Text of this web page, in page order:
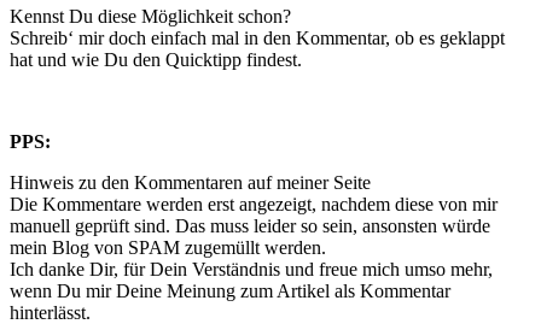
Kennst Du diese Möglichkeit schon?
Schreib‘ mir doch einfach mal in den Kommentar, ob es geklappt
hat und wie Du den Quicktipp findest.
PPS:
Hinweis zu den Kommentaren auf meiner Seite
Die Kommentare werden erst angezeigt, nachdem diese von mir
manuell geprüft sind. Das muss leider so sein, ansonsten würde
mein Blog von SPAM zugemüllt werden.
Ich danke Dir, für Dein Verständnis und freue mich umso mehr,
wenn Du mir Deine Meinung zum Artikel als Kommentar
hinterlässt.